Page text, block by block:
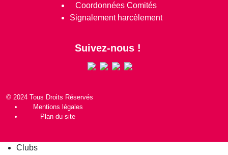
Coordonnées Comités
Signalement harcèlement
Suivez-nous !
© 2024 Tous Droits Réservés
Mentions légales
Plan du site
Clubs